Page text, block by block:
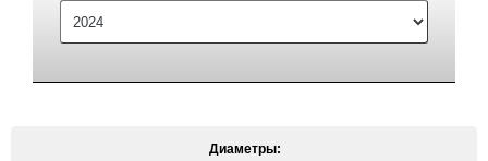
Диаметры: